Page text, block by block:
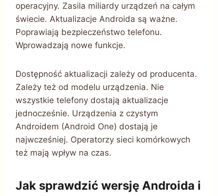
operacyjny. Zasila miliardy urządzeń na całym
świecie. Aktualizacje Androida są ważne.
Poprawiają bezpieczeństwo telefonu.
Wprowadzają nowe funkcje.
Dostępność aktualizacji zależy od producenta.
Zależy też od modelu urządzenia. Nie
wszystkie telefony dostają aktualizacje
jednocześnie. Urządzenia z czystym
Androidem (Android One) dostają je
najwcześniej. Operatorzy sieci komórkowych
też mają wpływ na czas.
Jak sprawdzić wersję Androida i